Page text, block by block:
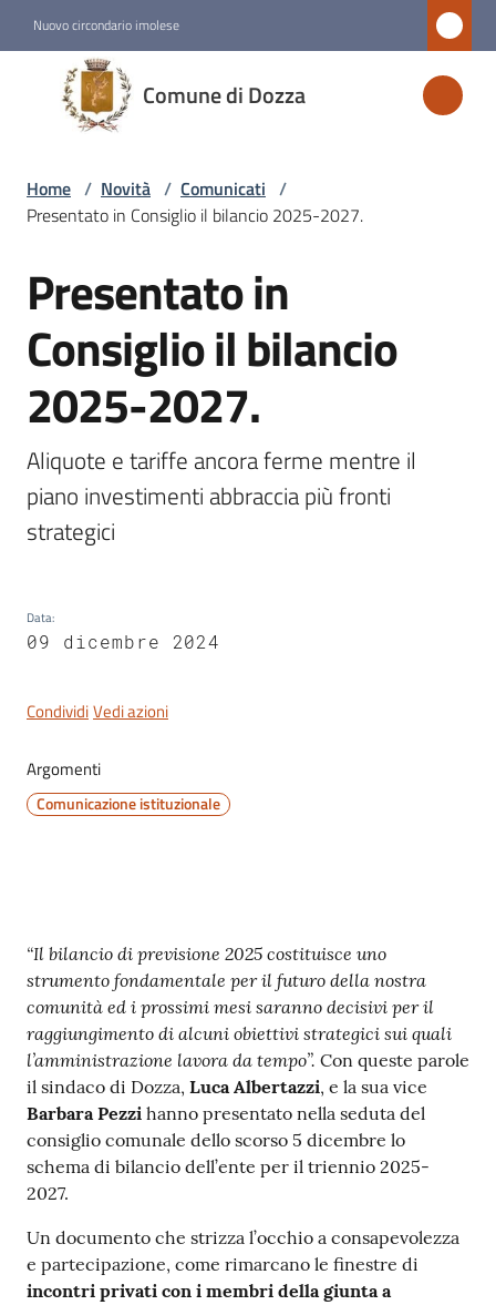
Nuovo circondario imolese
Comune di Dozza
Comune
di
Dozza
Novità
Servizi
Vivere
Dozza
Servizi
on-
Tutti
argomenti
Home / Novità / Comunicati /
Presentato in Consiglio il bilancio 2025-2027.
Salta al contenuto
Presentato in
Consiglio il bilancio
2025-2027.
Aliquote e tariffe ancora ferme mentre il
piano investimenti abbraccia più fronti
strategici
Data:
09 dicembre 2024
CondividiVedi azioni
Argomenti
Comunicazione istituzionale
Contenuto
“Il bilancio di previsione 2025 costituisce uno
strumento fondamentale per il futuro della nostra
comunità ed i prossimi mesi saranno decisivi per il
raggiungimento di alcuni obiettivi strategici sui quali
l’amministrazione lavora da tempo”. Con queste parole
il sindaco di Dozza, Luca Albertazzi, e la sua vice
Barbara Pezzi hanno presentato nella seduta del
consiglio comunale dello scorso 5 dicembre lo
schema di bilancio dell’ente per il triennio 2025-
2027.
Un documento che strizza l’occhio a consapevolezza
e partecipazione, come rimarcano le finestre di
incontri privati con i membri della giunta a